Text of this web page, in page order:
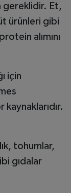
gereklidir. Et,
ürünleri gibi
alımını
için
kaynaklarıdır.
tohumlar,
gıdalar